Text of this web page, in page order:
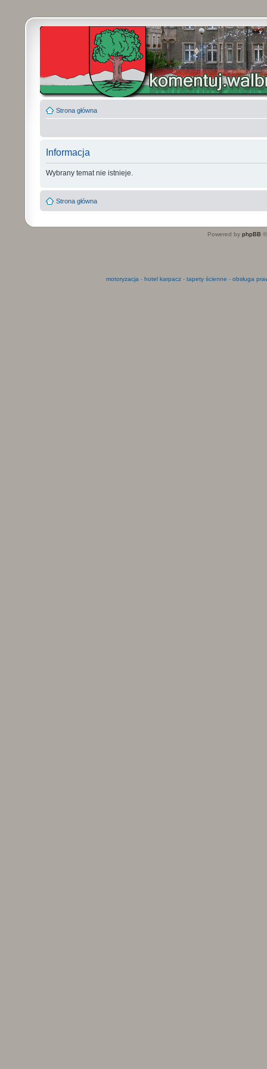
Strona główna
Informacja
Wybrany temat nie istnieje.
Strona główna
Powered by phpBB
motoryzacja - hotel karpacz- tapety ścienne - obsługa